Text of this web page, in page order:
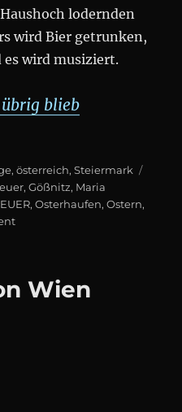
lodernden
wird Bier getrunken,
wird musiziert.
übrig blieb
,österreich,Steiermark
,Gößnitz, Maria
,Osterhaufen,Ostern,
on
Wien